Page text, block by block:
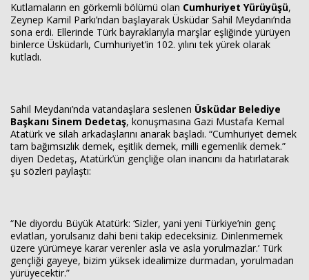
Kutlamaların en görkemli bölümü olan Cumhuriyet Yürüyüşü,
Zeynep Kamil Parkı’ndan başlayarak Üsküdar Sahil Meydanı’nda
sona erdi. Ellerinde Türk bayraklarıyla marşlar eşliğinde yürüyen
binlerce Üsküdarlı, Cumhuriyet’in 102. yılını tek yürek olarak
kutladı.
Sahil Meydanı’nda vatandaşlara seslenen Üsküdar Belediye
Başkanı Sinem Dedetaş, konuşmasına Gazi Mustafa Kemal
Atatürk ve silah arkadaşlarını anarak başladı. “Cumhuriyet demek
tam bağımsızlık demek, eşitlik demek, milli egemenlik demek.”
diyen Dedetaş, Atatürk’ün gençliğe olan inancını da hatırlatarak
şu sözleri paylaştı:
“Ne diyordu Büyük Atatürk: ‘Sizler, yani yeni Türkiye’nin genç
evlatları, yorulsanız dahi beni takip edeceksiniz. Dinlenmemek
üzere yürümeye karar verenler asla ve asla yorulmazlar.’ Türk
gençliği gayeye, bizim yüksek idealimize durmadan, yorulmadan
yürüyecektir.”